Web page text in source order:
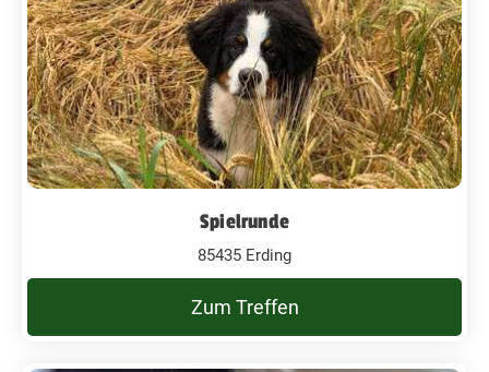
Spielrunde
85435 Erding
Zum Treffen